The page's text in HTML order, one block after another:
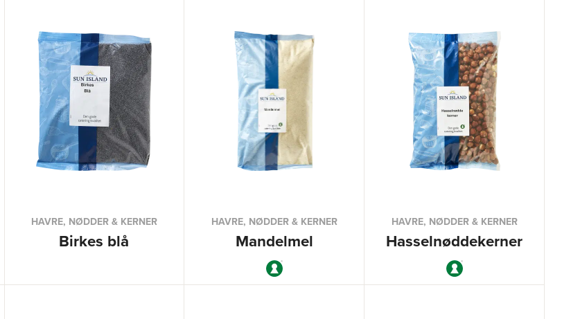
HAVRE, NØDDER & KERNER
Birkes blå
HAVRE, NØDDER & KERNER
Mandelmel
HAVRE, NØDDER & KERNER
Hasselnøddekerner